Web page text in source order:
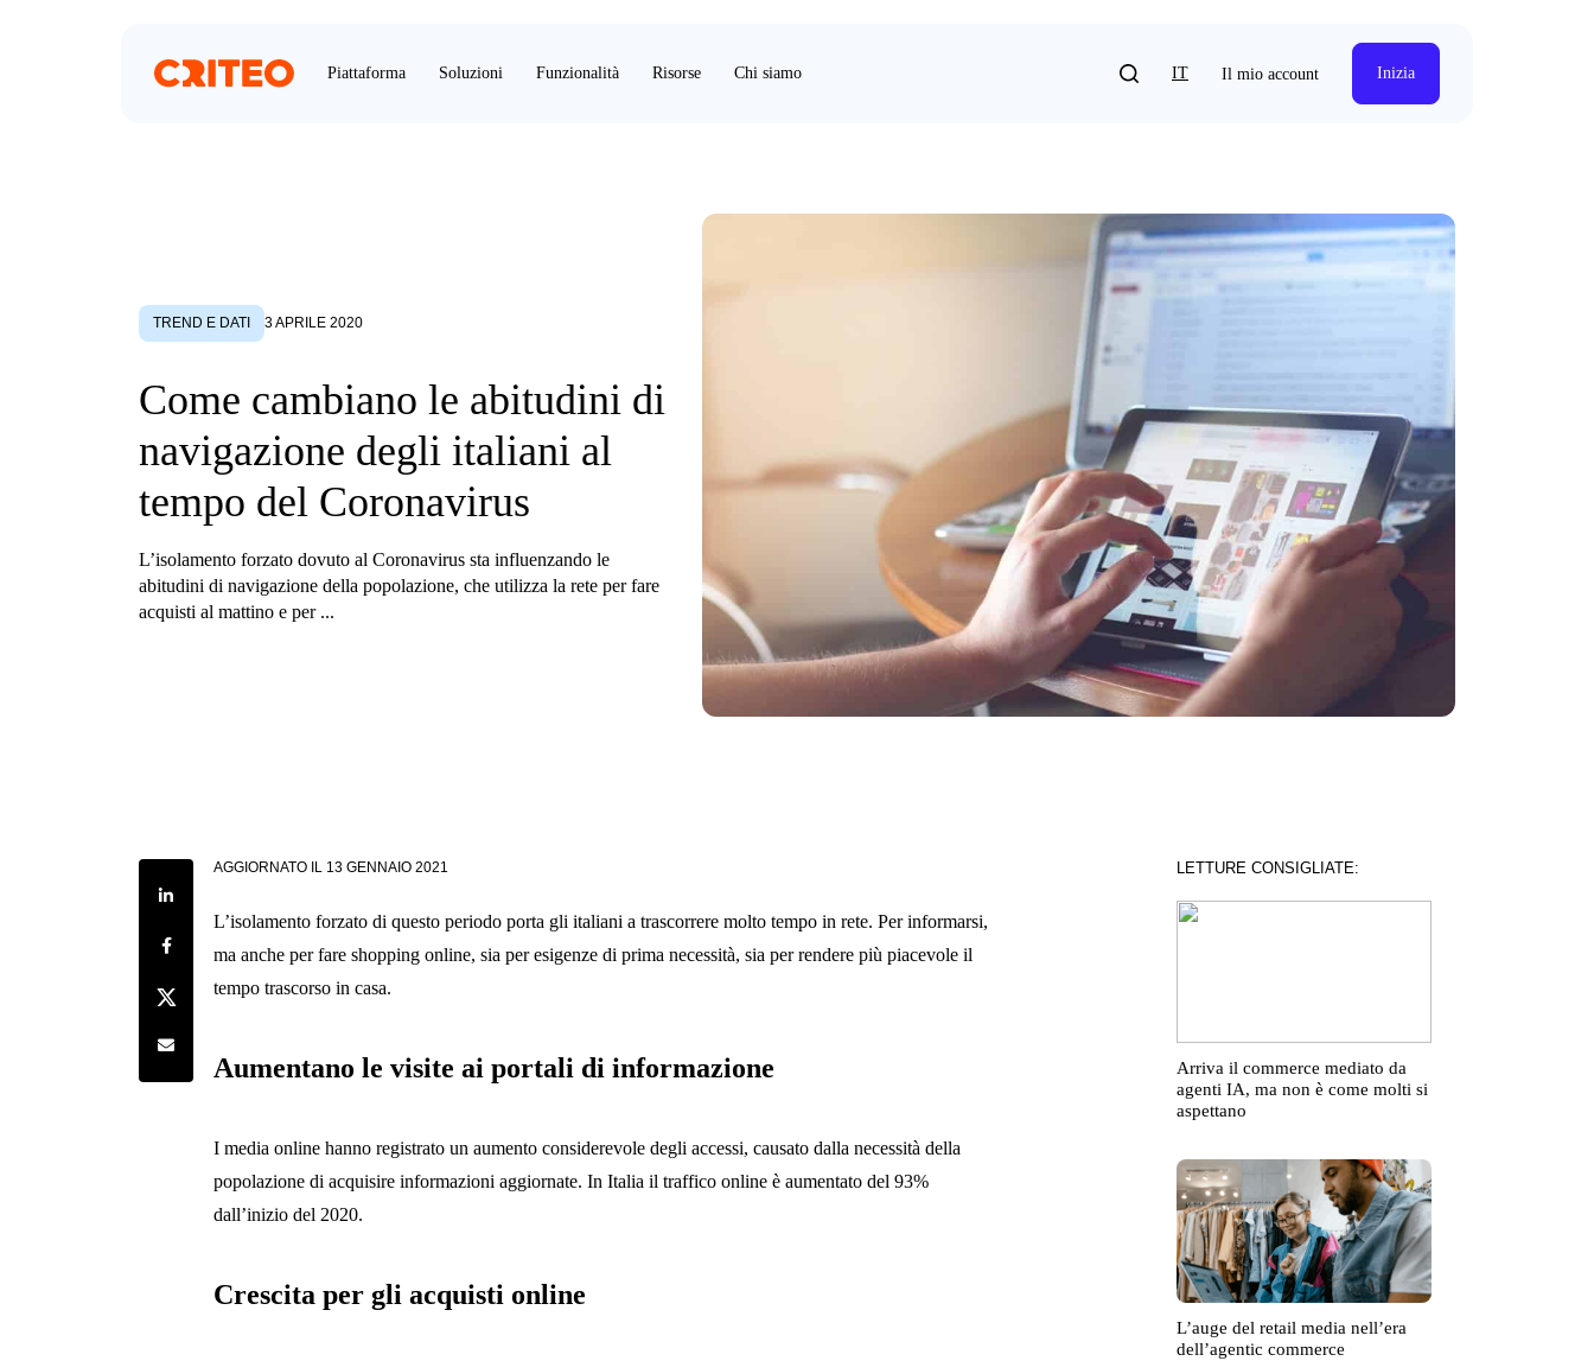
Piattaforma Soluzioni Funzionalità Risorse Chi siamo IT Il mio account Inizia
TREND E DATI 3 APRILE 2020
Come cambiano le abitudini di
navigazione degli italiani al
tempo del Coronavirus
L’isolamento forzato dovuto al Coronavirus sta influenzando le
abitudini di navigazione della popolazione, che utilizza la rete per fare
acquisti al mattino e per ...
Share on LinkedIn
Share on Facebook
Share on Twitter
Share by e-mail
AGGIORNATO IL 13 GENNAIO 2021
L’isolamento forzato di questo periodo porta gli italiani a trascorrere molto tempo in rete. Per informarsi,
ma anche per fare shopping online, sia per esigenze di prima necessità, sia per rendere più piacevole il
tempo trascorso in casa.
Aumentano le visite ai portali di informazione
I media online hanno registrato un aumento considerevole degli accessi, causato dalla necessità della
popolazione di acquisire informazioni aggiornate. In Italia il traffico online è aumentato del 93%
dall’inizio del 2020.
Crescita per gli acquisti online
LETTURE CONSIGLIATE:
Arriva il commerce mediato da
agenti IA, ma non è come molti si
aspettano
L’auge del retail media nell’era
dell’agentic commerce